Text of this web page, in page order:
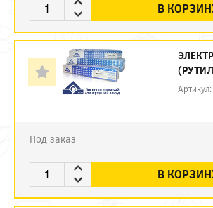
В
Артикул:
Под заказ
В